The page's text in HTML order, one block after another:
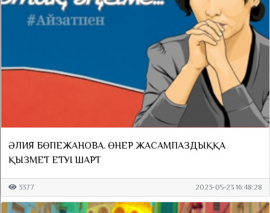
ӘЛИЯ БӨПЕЖАНОВА. ӨНЕР ЖАСАМПАЗДЫҚҚА
ҚЫЗМЕТ ЕТУІ ШАРТ
3377 2023-05-23 16:48:28